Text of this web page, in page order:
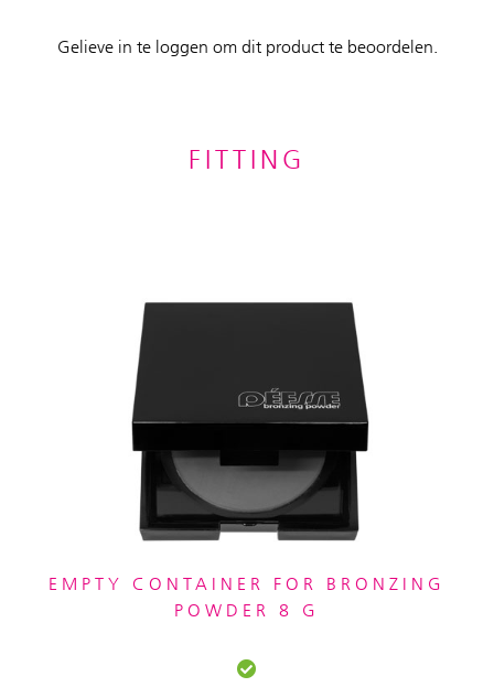
Gelieve in te loggen om dit product te beoordelen.
FITTING
EMPTY CONTAINER FOR BRONZING
POWDER 8 G